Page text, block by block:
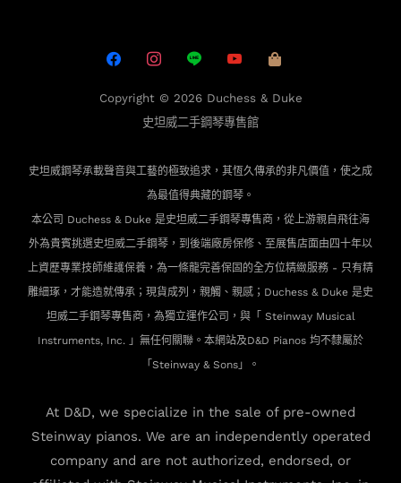
Copyright © 2026 Duchess & Duke
史坦威二手鋼琴專售館
史坦威鋼琴承載聲音與工藝的極致追求，其恆久傳承的非凡價值，使之成
為最值得典藏的鋼琴。
本公司 Duchess & Duke 是史坦威二手鋼琴專售商，從上游親自飛往海
外為貴賓挑選史坦威二手鋼琴，到後端廠房保修、至展售店面由四十年以
上資歷專業技師維護保養，為一條龍完善保固的全方位精緻服務 - 只有精
雕細琢，才能造就傳承；現貨成列，親觸、親感；Duchess & Duke 是史
坦威二手鋼琴專售商，為獨立運作公司，與「 Steinway Musical
Instruments, Inc. 」無任何關聯。本網站及D&D Pianos 均不隸屬於
「Steinway & Sons」。
At D&D, we specialize in the sale of pre-owned
Steinway pianos. We are an independently operated
company and are not authorized, endorsed, or